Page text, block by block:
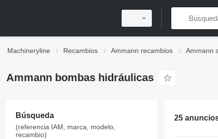
Machineryline Recambios Ammann recambios Ammann
Ammann bombas hidráulicas
Búsqueda
(referencia IAM, marca, modelo,
recambio)
25